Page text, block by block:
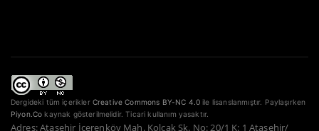
Dergideki tüm içerikler Creative Commons BY-NC 4.0 ile lisanslanmıştır. Paylaşırken
Piyon.Co kaynak gösterilmelidir. Ticari kullanım yasaktır.
Adres: Ataşehir İçerenköy Mah. Kolçak Sk. No: 20/1 K: 1 Ataşehir/